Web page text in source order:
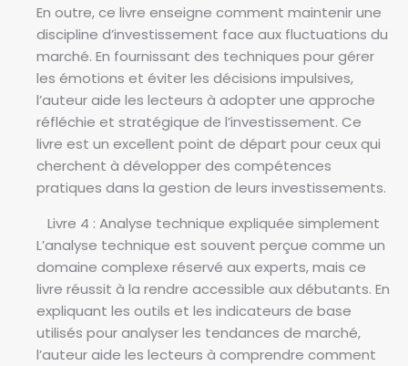
En outre, ce livre enseigne comment maintenir une
discipline d’investissement face aux fluctuations du
marché. En fournissant des techniques pour gérer
les émotions et éviter les décisions impulsives,
l’auteur aide les lecteurs à adopter une approche
réfléchie et stratégique de l’investissement. Ce
livre est un excellent point de départ pour ceux qui
cherchent à développer des compétences
pratiques dans la gestion de leurs investissements.
Livre 4 : Analyse technique expliquée simplement
L’analyse technique est souvent perçue comme un
domaine complexe réservé aux experts, mais ce
livre réussit à la rendre accessible aux débutants. En
expliquant les outils et les indicateurs de base
utilisés pour analyser les tendances de marché,
l’auteur aide les lecteurs à comprendre comment